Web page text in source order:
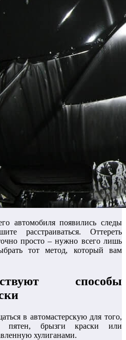
автомобиля появились следы
расстраиваться. Оттереть
просто – нужно всего лишь
тот метод, который вам
способы
в автомастерскую для того,
пятен, брызги краски или
хулиганами.